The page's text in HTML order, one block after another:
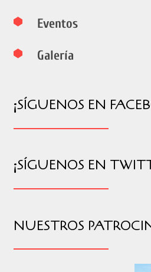
Eventos
Galería
¡SÍGUENOS EN
¡SÍGUENOS EN
NUESTROS